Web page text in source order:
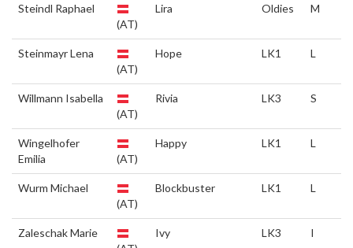
Steindl Raphael
(AT)
Lira Oldies M
Steinmayr Lena
(AT)
Hope LK1 L
Willmann Isabella
(AT)
Rivia LK3 S
Wingelhofer
Emilia
(AT)
Happy LK1 L
Wurm Michael
(AT)
Blockbuster LK1 L
Zaleschak Marie
Ivy LK3 I